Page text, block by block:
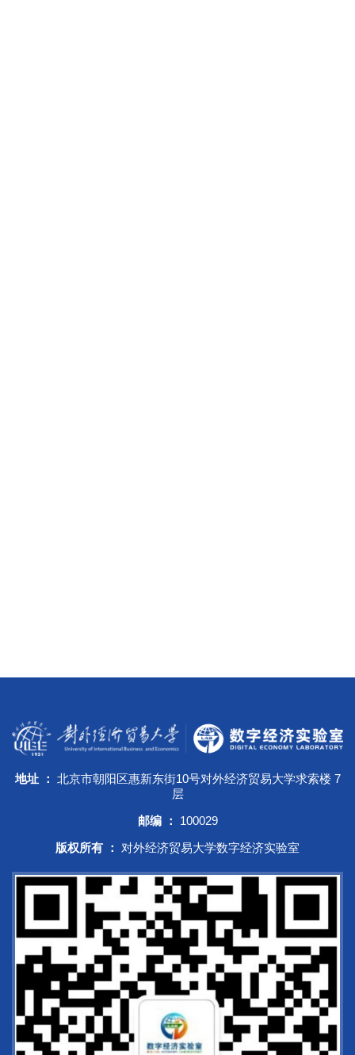
地址 ： 北京市朝阳区惠新东街10号对外经济贸易大学求索楼 7
层
邮编 ：
100029
版权所有 ：
对外经济贸易大学数字经济实验室